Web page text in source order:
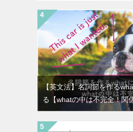
【英文法】名詞節を作る
る【whatの中は不完全！関